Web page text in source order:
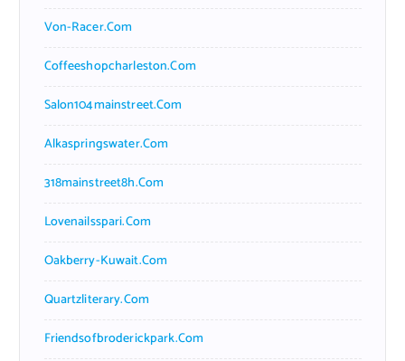
Von-Racer.com
Coffeeshopcharleston.com
Salon104mainstreet.com
Alkaspringswater.com
318mainstreet8h.com
Lovenailsspari.com
Oakberry-Kuwait.com
Quartzliterary.com
Friendsofbroderickpark.com